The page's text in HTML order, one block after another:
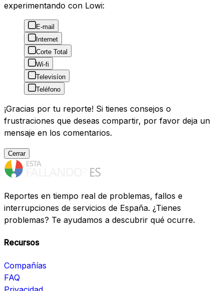
experimentando con Lowi:
E-mail
Internet
Corte Total
Wi-fi
Televisíon
Teléfono
¡Gracias por tu reporte! Si tienes consejos o
frustraciones que deseas compartir, por favor deja un
mensaje en los comentarios.
Cerrar
Reportes en tiempo real de problemas, fallos e
interrupciones de servicios de España. ¿Tienes
problemas? Te ayudamos a descubrir qué ocurre.
Recursos
Compañías
FAQ